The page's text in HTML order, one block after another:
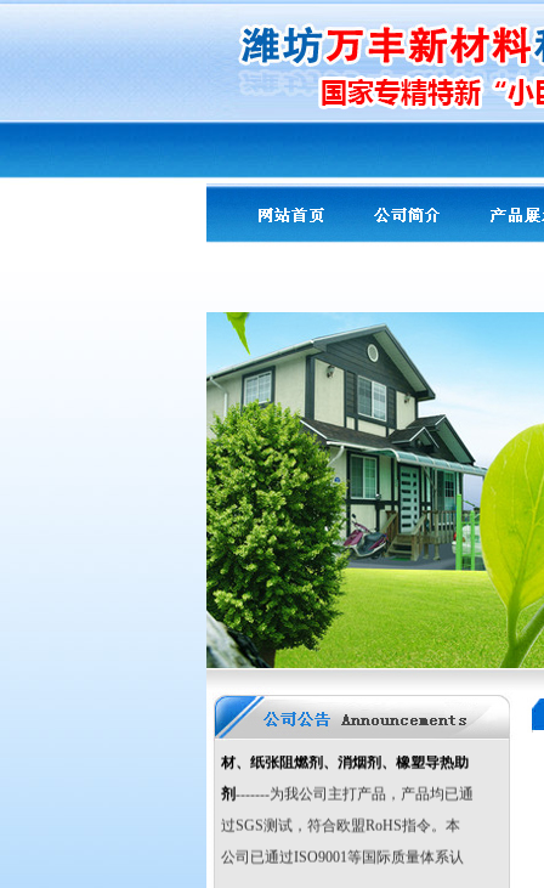
友情提示：PA专用导热剂导热粉
改性氢氧化镁阻燃剂 超细、高纯氢氧化
镁阻燃剂、氧化镁、活性氢氧化铝阻燃
剂 超细活性 阻燃剂 环保型
化二锑 阻燃剂 无机复合阻燃剂、
材、纸张阻燃剂、消烟剂、橡塑导热助
剂-------为我公司主打产品，产品均已通
过SGS测试，符合欧盟RoHS指令。本
公司已通过ISO9001等国际质量体系认
证，公司荣获国家专精特新小巨人企